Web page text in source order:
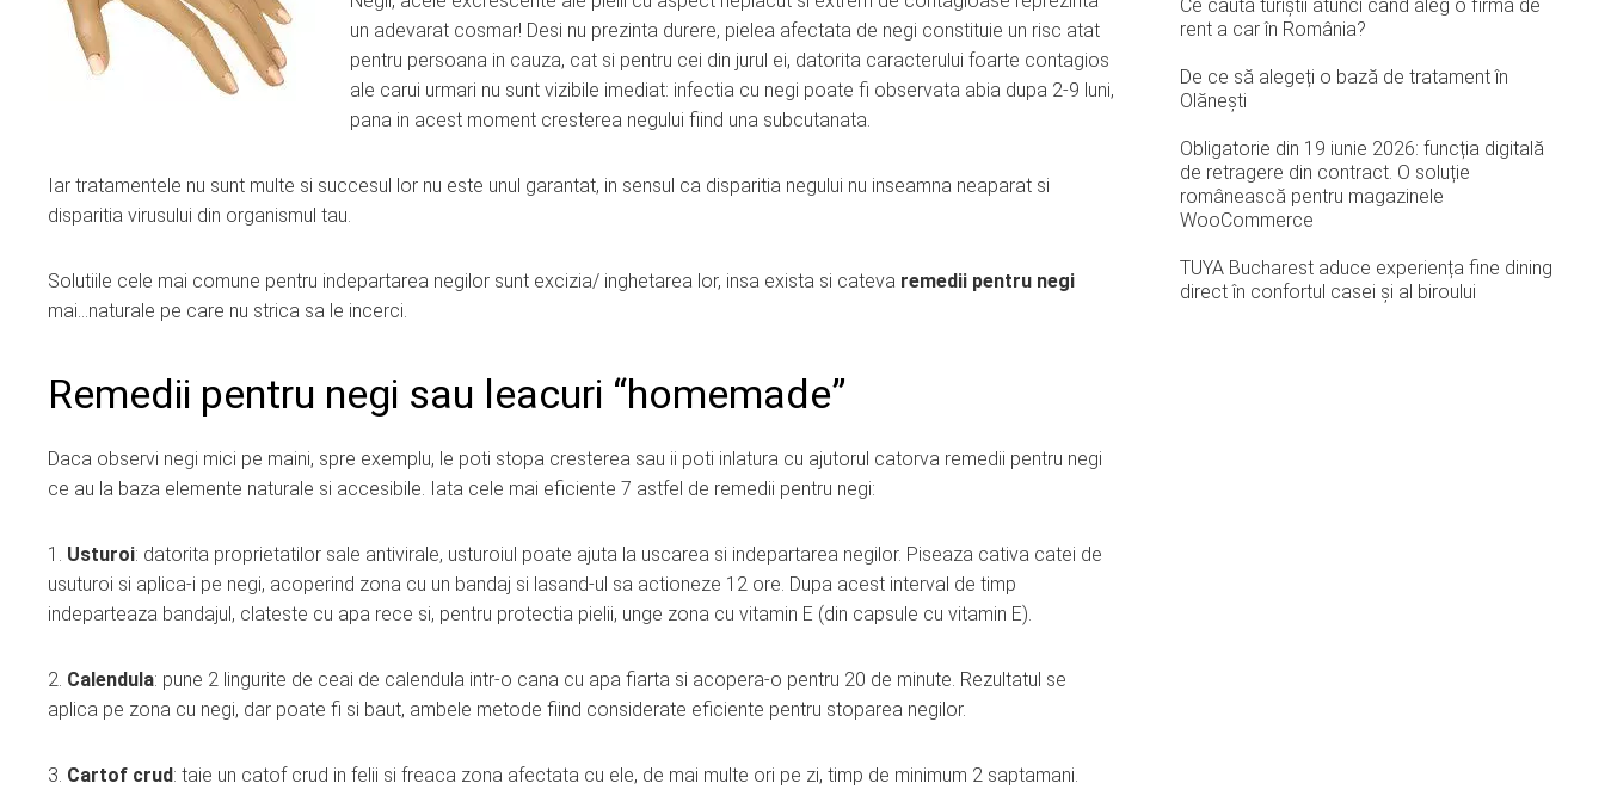
un adevarat cosmar! Desi nu prezinta durere, pielea afectata de negi constituie un risc atat
pentru persoana in cauza, cat si pentru cei din jurul ei, datorita caracterului foarte contagios
ale carui urmari nu sunt vizibile imediat: infectia cu negi poate fi observata abia dupa 2-9 luni,
pana in acest moment cresterea negului fiind una subcutanata.
Iar tratamentele nu sunt multe si succesul lor nu este unul garantat, in sensul ca disparitia negului nu inseamna neaparat si
disparitia virusului din organismul tau.
Solutiile cele mai comune pentru indepartarea negilor sunt excizia/ inghetarea lor, insa exista si cateva remedii pentru negi
mai…naturale pe care nu strica sa le incerci.
Remedii pentru negi sau leacuri “homemade”
Daca observi negi mici pe maini, spre exemplu, le poti stopa cresterea sau ii poti inlatura cu ajutorul catorva remedii pentru negi
ce au la baza elemente naturale si accesibile. Iata cele mai eficiente 7 astfel de remedii pentru negi:
1. Usturoi: datorita proprietatilor sale antivirale, usturoiul poate ajuta la uscarea si indepartarea negilor. Piseaza cativa catei de
usuturoi si aplica-i pe negi, acoperind zona cu un bandaj si lasand-ul sa actioneze 12 ore. Dupa acest interval de timp
indeparteaza bandajul, clateste cu apa rece si, pentru protectia pielii, unge zona cu vitamin E (din capsule cu vitamin E).
2. Calendula: pune 2 lingurite de ceai de calendula intr-o cana cu apa fiarta si acopera-o pentru 20 de minute. Rezultatul se
aplica pe zona cu negi, dar poate fi si baut, ambele metode fiind considerate eficiente pentru stoparea negilor.
3. Cartof crud: taie un catof crud in felii si freaca zona afectata cu ele, de mai multe ori pe zi, timp de minimum 2 saptamani.
Ce caută turiștii atunci când aleg o firmă de
rent a car în România?
De ce să alegeți o bază de tratament în
Olănești
Obligatorie din 19 iunie 2026: funcția digitală
de retragere din contract. O soluție
românească pentru magazinele
WooCommerce
TUYA Bucharest aduce experiența fine dining
direct în confortul casei și al biroului